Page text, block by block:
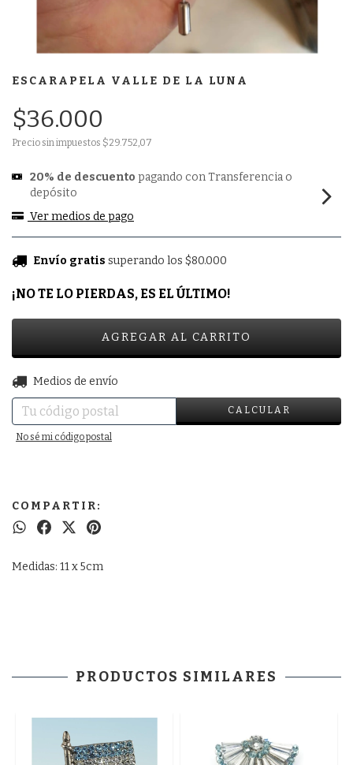
ESCARAPELA VALLE DE LA LUNA
$36.000
Precio sin impuestos $29.752,07
20% de descuento pagando con Transferencia o
depósito
Ver medios de pago
Envío gratis superando los $80.000
¡NO TE LO PIERDAS, ES EL ÚLTIMO!
Entregas para el CP:
Medios de envío
CALCULAR
No sé mi código postal
COMPARTIR:
Medidas: 11 x 5cm
PRODUCTOS SIMILARES